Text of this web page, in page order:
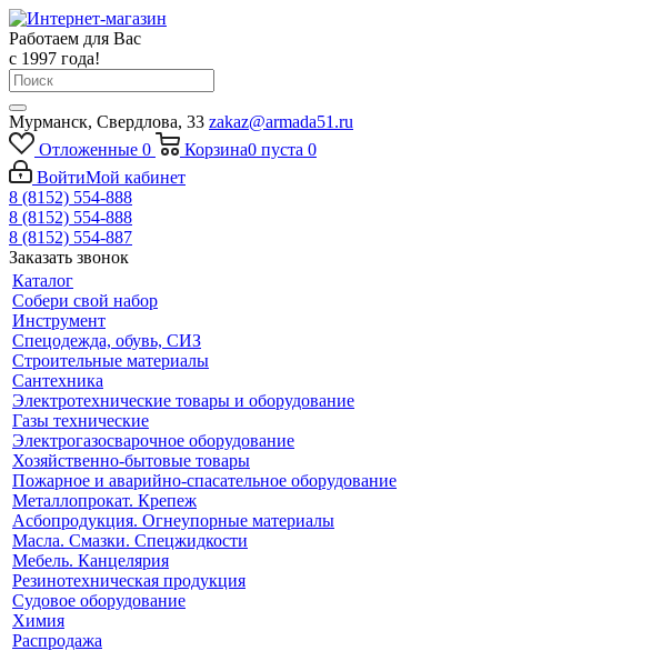
Работаем для Вас
с 1997 года!
Мурманск, Свердлова, 33 zakaz@armada51.ru
Отложенные 0 Корзина0 пуста 0
ВойтиМой кабинет
8 (8152) 554-888
8 (8152) 554-888
8 (8152) 554-887
Заказать звонок
Каталог
Собери свой набор
Инструмент
Спецодежда, обувь, СИЗ
Строительные материалы
Сантехника
Электротехнические товары и оборудование
Газы технические
Электрогазосварочное оборудование
Хозяйственно-бытовые товары
Пожарное и аварийно-спасательное оборудование
Металлопрокат. Крепеж
Асбопродукция. Огнеупорные материалы
Масла. Смазки. Спецжидкости
Мебель. Канцелярия
Резинотехническая продукция
Судовое оборудование
Химия
Распродажа